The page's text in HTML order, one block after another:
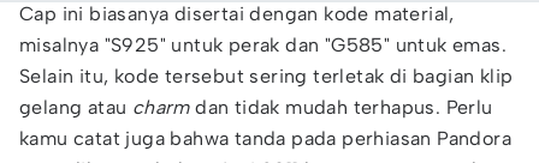
Cap ini biasanya disertai dengan kode material,
misalnya "S925" untuk perak dan "G585" untuk emas.
Selain itu, kode tersebut sering terletak di bagian klip
gelang atau charmdan tidak mudah terhapus. Perlu
kamu catat juga bahwa tanda pada perhiasan Pandora